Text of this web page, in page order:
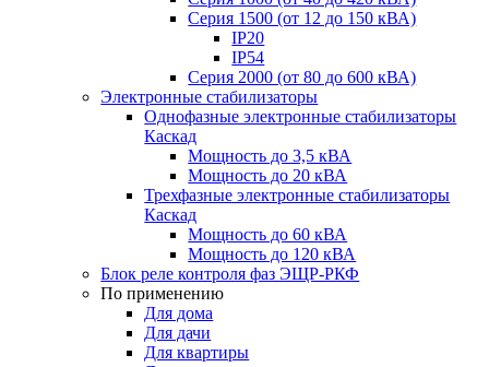
Серия 1500 (от 12 до 150 кВА)
IP20
IP54
Серия 2000 (от 80 до 600 кВА)
Электронные стабилизаторы
Однофазные электронные стабилизаторы
Каскад
Мощность до 3,5 кВА
Мощность до 20 кВА
Трехфазные электронные стабилизаторы
Каскад
Мощность до 60 кВА
Мощность до 120 кВА
Блок реле контроля фаз ЭЩР-РКФ
По применению
Для дома
Для дачи
Для квартиры